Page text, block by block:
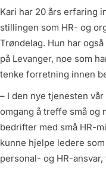
Kari har 20 års erfaring
stillingen som HR- og
Trøndelag. Hun har
på Levanger, noe som
tenke forretning innen
– I den nye tjenesten
omgang å treffe små og
bedrifter med små HR-
kunne hjelpe ledere
personal- og HR-